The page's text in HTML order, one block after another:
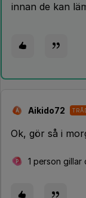
innan de kan
A Aikido72
Ok, gör så i
P 1 person gillar